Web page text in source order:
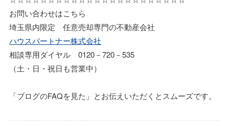
お問い合わせはこちら
埼玉県内限定 任意売却専門の不動産会社
ハウスパートナー株式会社
相談専用ダイヤル 0120－720－535
（土・日・祝日も営業中）
「ブログのFAQを見た」とお伝えいただくとスムーズです。